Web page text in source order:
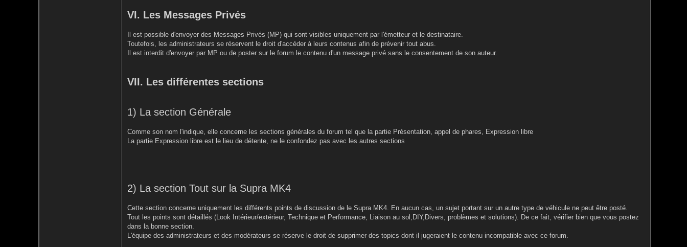
VI. Les Messages Privés
Il est possible d'envoyer des Messages Privés (MP) qui sont visibles uniquement par l'émetteur et le destinataire.
Toutefois, les administrateurs se réservent le droit d'accéder à leurs contenus afin de prévenir tout abus.
Il est interdit d'envoyer par MP ou de poster sur le forum le contenu d'un message privé sans le consentement de son auteur.
VII. Les différentes sections
1) La section Générale
Comme son nom l'indique, elle concerne les sections générales du forum tel que la partie Présentation, appel de phares, Expression libre
La partie Expression libre est le lieu de détente, ne le confondez pas avec les autres sections
2) La section Tout sur la Supra MK4
Cette section concerne uniquement les différents points de discussion de le Supra MK4. En aucun cas, un sujet portant sur un autre type de véhicule ne peut être posté.
Tout les points sont détaillés (Look Intérieur/extérieur, Technique et Performance, Liaison au sol,DIY,Divers, problèmes et solutions). De ce fait, vérifier bien que vous postez
dans la bonne section.
L'équipe des administrateurs et des modérateurs se réserve le droit de supprimer des topics dont il jugeraient le contenu incompatible avec ce forum.